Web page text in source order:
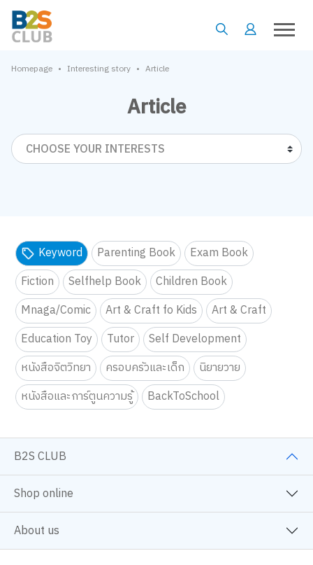
Homepage • Interesting story • Article
Article
CHOOSE YOUR INTERESTS
Keyword Parenting Book
Exam Book
Fiction
Selfhelp Book
Children Book
Mnaga/Comic
Art & Craft fo Kids
Art & Craft
Education Toy
Tutor
Self Development
หนังสือจิตวิทยา
ครอบครัวและเด็ก
นิยายวาย
หนังสือและการ์ตูนความรู้
BackToSchool
B2S CLUB
Shop online
About us